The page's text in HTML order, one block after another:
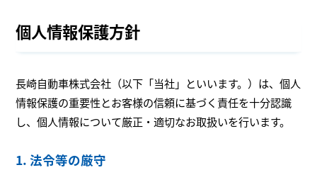
個人情報保護方針
長崎自動車株式会社（以下「当社」といいます。）は、個人
情報保護の重要性とお客様の信頼に基づく責任を十分認識
し、個人情報について厳正・適切なお取扱いを行います。
1. 法令等の厳守